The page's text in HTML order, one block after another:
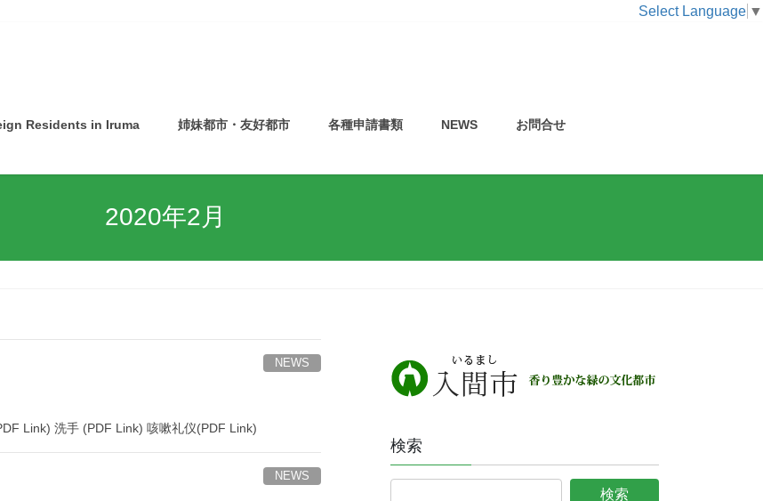
Select Language ▼
Residents in Iruma 姉妹都市・友好都市
佐渡市バスツアー 申込受付開始！！
各種申請書類 NEWS お問合せ
2020年2月
NEWS
Link) 洗手 (PDF Link) 咳嗽礼仪(PDF Link)
NEWS
検索